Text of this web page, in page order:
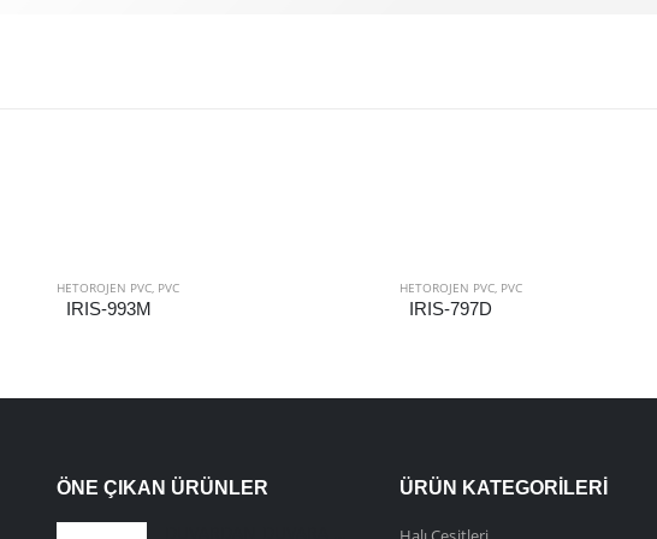
HETOROJEN PVC, PVC
IRIS-993M
HETOROJEN PVC, PVC
IRIS-797D
ÖNE ÇIKAN ÜRÜNLER ÜRÜN KATEGORILERI